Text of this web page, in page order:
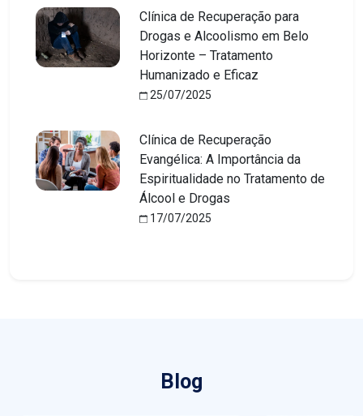
Clínica de Recuperação para
Drogas e Alcoolismo em Belo
Horizonte – Tratamento
Humanizado e Eficaz
25/07/2025
Clínica de Recuperação
Evangélica: A Importância da
Espiritualidade no Tratamento de
Álcool e Drogas
17/07/2025
Blog